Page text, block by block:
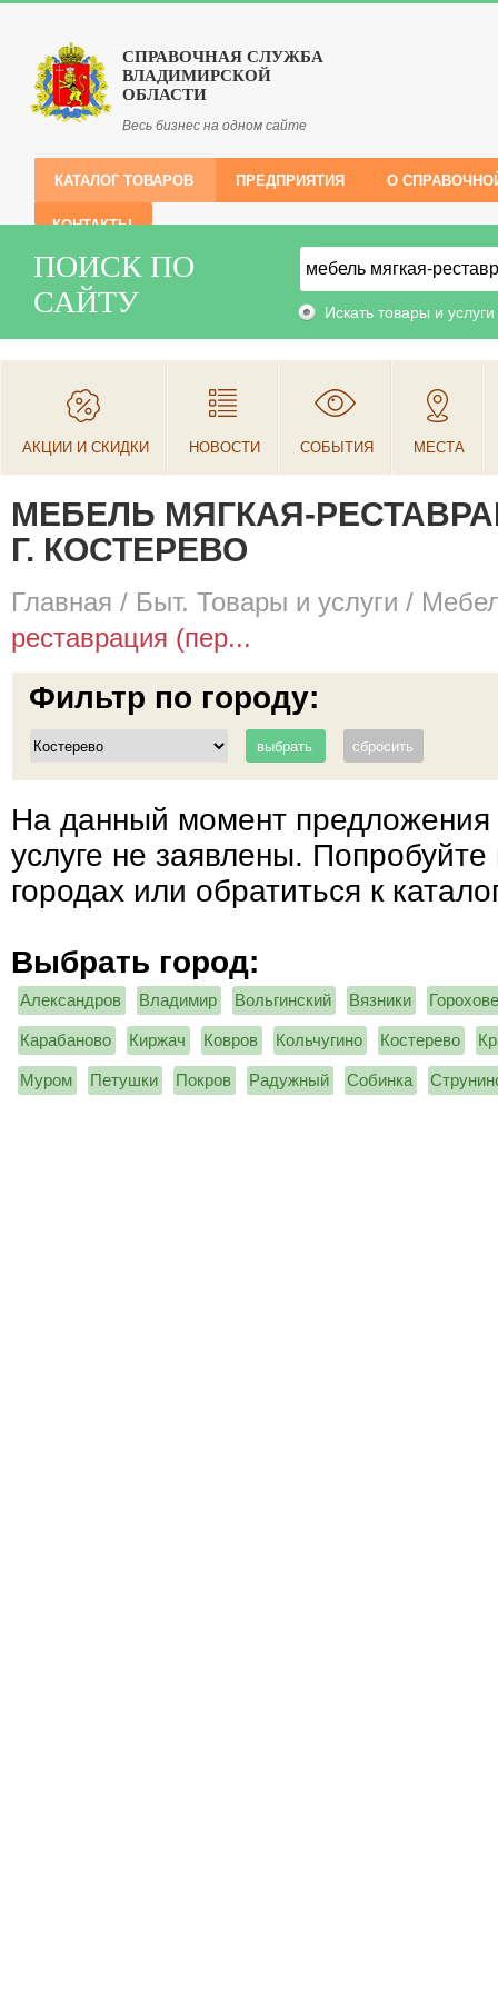
СПРАВОЧНАЯ СЛУЖБА
ВЛАДИМИРСКОЙ
ОБЛАСТИ
Весь бизнес на одном сайте
КАТАЛОГ ТОВАРОВ ПРЕДПРИЯТИЯ О
КОНТАКТЫ
ПОИСК ПО
САЙТУ
Искать товары и услуги
АКЦИИ И СКИДКИ НОВОСТИ СОБЫТИЯ МЕСТА
МЕБЕЛЬ МЯГКАЯ-
Г. КОСТЕРЕВО
Главная / Быт. Товары и услуги /
реставрация (пер...
Фильтр по городу:
На данный момент предложения
услуге не заявлены. Попробуйте
городах или обратиться к
Выбрать город:
Александров Владимир Вольгинский Вязники
Карабаново Киржач Ковров Кольчугино Костерево
Муром Петушки Покров Радужный Собинка